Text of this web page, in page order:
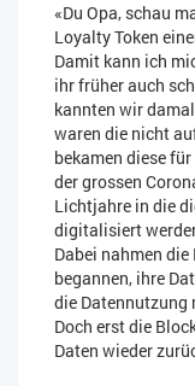
«Du Opa, schau
Loyalty Token
Damit kann ich
ihr früher auch
kannten wir
waren die nicht
bekamen diese
der grossen
Lichtjahre in die
digitalisiert
Dabei nahmen
begannen, ihre
die Datennutzung
Doch erst die
Daten wieder